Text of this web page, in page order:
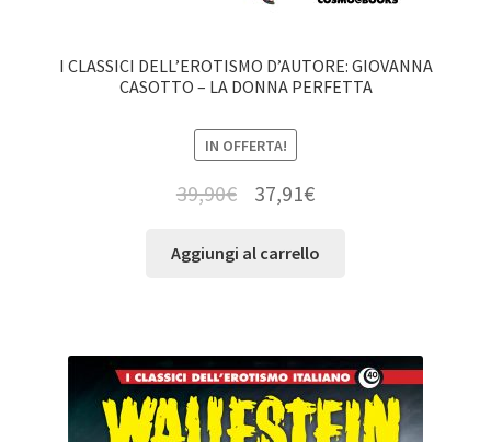
I CLASSICI DELL’EROTISMO D’AUTORE: GIOVANNA
CASOTTO – LA DONNA PERFETTA
IN OFFERTA!
39,90€ 37,91€
Aggiungi al carrello